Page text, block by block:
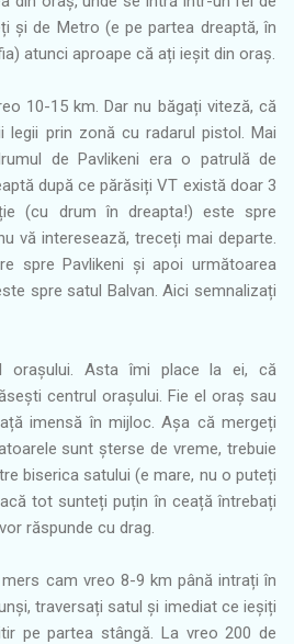
și de Metro (e pe partea dreaptă, în
atunci aproape că ați ieșit din oraș.
10-15 km. Dar nu băgați viteză, că
legii prin zonă cu radarul pistol. Mai
de Pavlikeni era o patrulă de
după ce părăsiți VT există doar 3
(cu drum în dreapta!) este spre
vă interesează, treceți mai departe.
spre Pavlikeni și apoi următoarea
spre satul Balvan. Aici semnalizați
orașului. Asta îmi place la ei, că
centrul orașului. Fie el oraș sau
imensă în mijloc. Așa că mergeți
sunt șterse de vreme, trebuie
biserica satului (e mare, nu o puteți
tot sunteți puțin în ceață întrebați
răspunde cu drag.
cam vreo 8-9 km până intrați în
traversați satul și imediat ce ieșiți
pe partea stângă. La vreo 200 de